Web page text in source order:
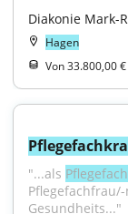
Diakonie Mark-
Hagen
Von 33.800,00
"...als
Gesundheits..."